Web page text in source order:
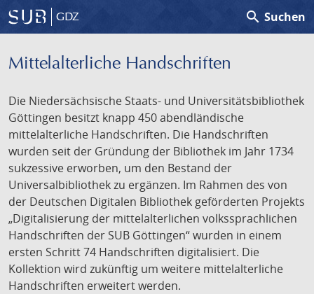
GDZ search Suchen
Mittelalterliche Handschriften
Die Niedersächsische Staats- und Universitätsbibliothek
Göttingen besitzt knapp 450 abendländische
mittelalterliche Handschriften. Die Handschriften
wurden seit der Gründung der Bibliothek im Jahr 1734
sukzessive erworben, um den Bestand der
Universalbibliothek zu ergänzen. Im Rahmen des von
der Deutschen Digitalen Bibliothek geförderten Projekts
„Digitalisierung der mittelalterlichen volkssprachlichen
Handschriften der SUB Göttingen“ wurden in einem
ersten Schritt 74 Handschriften digitalisiert. Die
Kollektion wird zukünftig um weitere mittelalterliche
Handschriften erweitert werden.